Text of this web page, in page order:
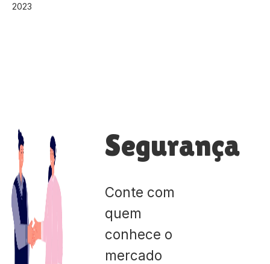
2023
Segurança
Conte com
quem
conhece o
mercado